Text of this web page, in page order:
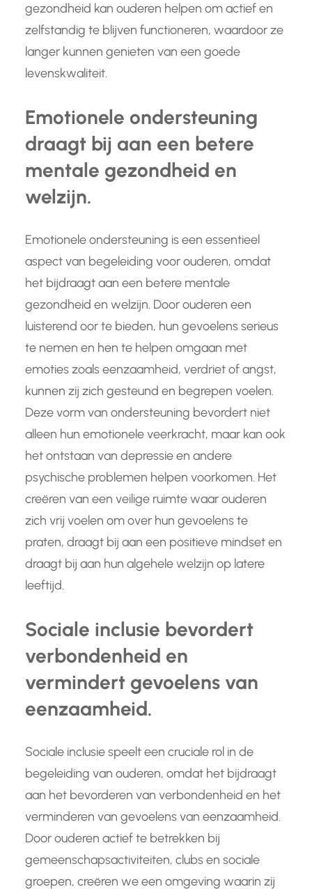
gezondheid kan ouderen helpen om actief en
zelfstandig te blijven functioneren, waardoor ze
langer kunnen genieten van een goede
levenskwaliteit.
Emotionele ondersteuning
draagt bij aan een betere
mentale gezondheid en
welzijn.
Emotionele ondersteuning is een essentieel
aspect van begeleiding voor ouderen, omdat
het bijdraagt aan een betere mentale
gezondheid en welzijn. Door ouderen een
luisterend oor te bieden, hun gevoelens serieus
te nemen en hen te helpen omgaan met
emoties zoals eenzaamheid, verdriet of angst,
kunnen zij zich gesteund en begrepen voelen.
Deze vorm van ondersteuning bevordert niet
alleen hun emotionele veerkracht, maar kan ook
het ontstaan van depressie en andere
psychische problemen helpen voorkomen. Het
creëren van een veilige ruimte waar ouderen
zich vrij voelen om over hun gevoelens te
praten, draagt bij aan een positieve mindset en
draagt bij aan hun algehele welzijn op latere
leeftijd.
Sociale inclusie bevordert
verbondenheid en
vermindert gevoelens van
eenzaamheid.
Sociale inclusie speelt een cruciale rol in de
begeleiding van ouderen, omdat het bijdraagt
aan het bevorderen van verbondenheid en het
verminderen van gevoelens van eenzaamheid.
Door ouderen actief te betrekken bij
gemeenschapsactiviteiten, clubs en sociale
groepen, creëren we een omgeving waarin zij